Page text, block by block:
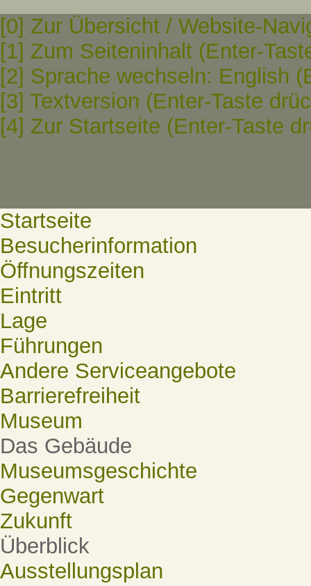
[0] Zur Übersicht / Website-
[1] Zum Seiteninhalt (Enter-
[2] Sprache wechseln: English
[3] Textversion (Enter-Taste
[4] Zur Startseite (Enter-Taste
Startseite
Besucherinformation
Öffnungszeiten
Eintritt
Lage
Führungen
Andere Serviceangebote
Barrierefreiheit
Museum
Das Gebäude
Museumsgeschichte
Gegenwart
Zukunft
Überblick
Ausstellungsplan